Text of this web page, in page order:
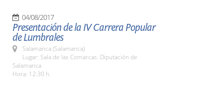
04/08/2017
Presentación de la IV Carrera Popular
de Lumbrales
Salamanca (Salamanca)
Lugar: Sala de las Comarcas. Diputación de
Salamanca
Hora: 12:30 h.